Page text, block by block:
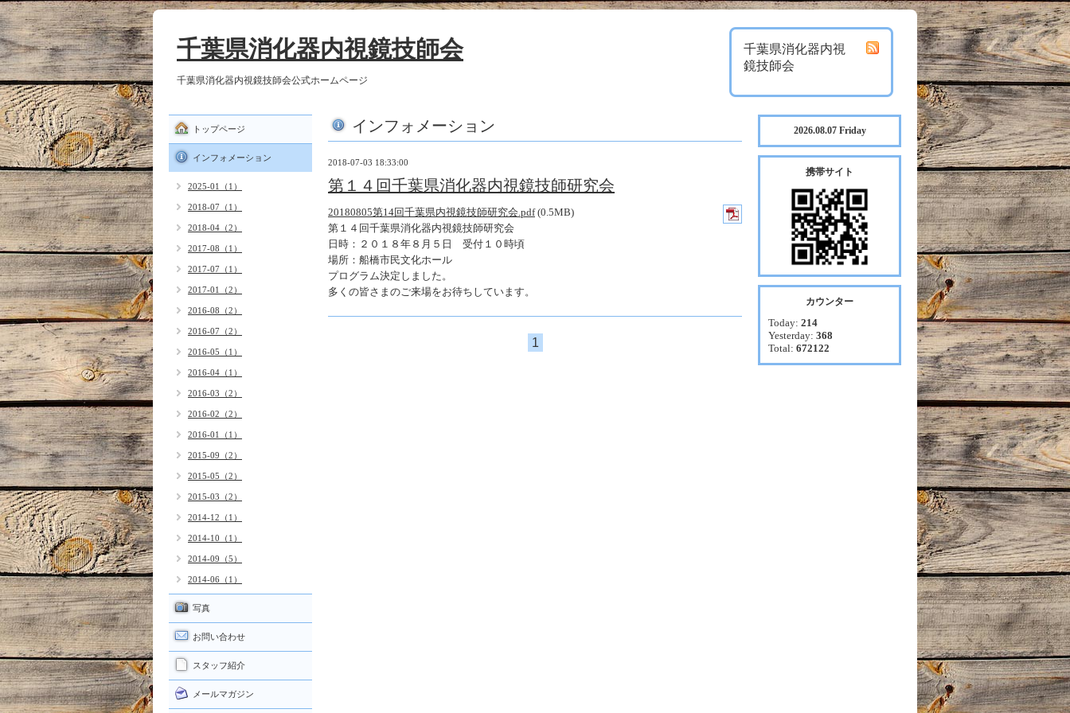
千葉県消化器内視
鏡技師会
千葉県消化器内視鏡技師会
千葉県消化器内視鏡技師会公式ホームページ
インフォメーション
2018-07-03 18:33:00
第１４回千葉県消化器内視鏡技師研究会
20180805第14回千葉県内視鏡技師研究会.pdf (0.5MB)
第１４回千葉県消化器内視鏡技師研究会
日時：２０１８年８月５日 受付１０時頃
場所：船橋市民文化ホール
プログラム決定しました。
多くの皆さまのご来場をお待ちしています。
1
トップページ
インフォメーション
2025-01（1）
2018-07（1）
2018-04（2）
2017-08（1）
2017-07（1）
2017-01（2）
2016-08（2）
2016-07（2）
2016-05（1）
2016-04（1）
2016-03（2）
2016-02（2）
2016-01（1）
2015-09（2）
2015-05（2）
2015-03（2）
2014-12（1）
2014-10（1）
2014-09（5）
2014-06（1）
写真
お問い合わせ
スタッフ紹介
メールマガジン
2026.08.07 Friday
携帯サイト
カウンター
Today: 214
Yesterday: 368
Total: 672122